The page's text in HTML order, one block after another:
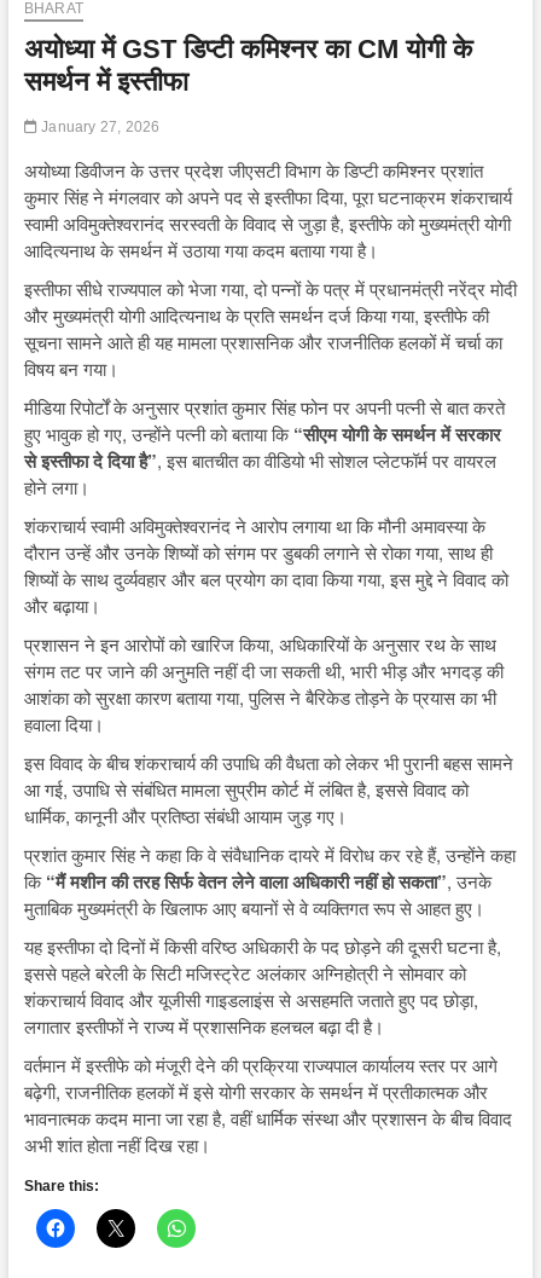
BHARAT
अयोध्या में GST डिप्टी कमिश्नर का CM योगी के
समर्थन में इस्तीफा
January 27, 2026
अयोध्या डिवीजन के उत्तर प्रदेश जीएसटी विभाग के डिप्टी कमिश्नर प्रशांत
कुमार सिंह ने मंगलवार को अपने पद से इस्तीफा दिया, पूरा घटनाक्रम शंकराचार्य
स्वामी अविमुक्तेश्वरानंद सरस्वती के विवाद से जुड़ा है, इस्तीफे को मुख्यमंत्री योगी
आदित्यनाथ के समर्थन में उठाया गया कदम बताया गया है।
इस्तीफा सीधे राज्यपाल को भेजा गया, दो पन्नों के पत्र में प्रधानमंत्री नरेंद्र मोदी
और मुख्यमंत्री योगी आदित्यनाथ के प्रति समर्थन दर्ज किया गया, इस्तीफे की
सूचना सामने आते ही यह मामला प्रशासनिक और राजनीतिक हलकों में चर्चा का
विषय बन गया।
मीडिया रिपोर्टों के अनुसार प्रशांत कुमार सिंह फोन पर अपनी पत्नी से बात करते
हुए भावुक हो गए, उन्होंने पत्नी को बताया कि“सीएम योगी के समर्थन में सरकार
से इस्तीफा दे दिया है”, इस बातचीत का वीडियो भी सोशल प्लेटफॉर्म पर वायरल
होने लगा।
शंकराचार्य स्वामी अविमुक्तेश्वरानंद ने आरोप लगाया था कि मौनी अमावस्या के
दौरान उन्हें और उनके शिष्यों को संगम पर डुबकी लगाने से रोका गया, साथ ही
शिष्यों के साथ दुर्व्यवहार और बल प्रयोग का दावा किया गया, इस मुद्दे ने विवाद को
और बढ़ाया।
प्रशासन ने इन आरोपों को खारिज किया, अधिकारियों के अनुसार रथ के साथ
संगम तट पर जाने की अनुमति नहीं दी जा सकती थी, भारी भीड़ और भगदड़ की
आशंका को सुरक्षा कारण बताया गया, पुलिस ने बैरिकेड तोड़ने के प्रयास का भी
हवाला दिया।
इस विवाद के बीच शंकराचार्य की उपाधि की वैधता को लेकर भी पुरानी बहस सामने
आ गई, उपाधि से संबंधित मामला सुप्रीम कोर्ट में लंबित है, इससे विवाद को
धार्मिक, कानूनी और प्रतिष्ठा संबंधी आयाम जुड़ गए।
प्रशांत कुमार सिंह ने कहा कि वे संवैधानिक दायरे में विरोध कर रहे हैं, उन्होंने कहा
कि“मैं मशीन की तरह सिर्फ वेतन लेने वाला अधिकारी नहीं हो सकता”, उनके
मुताबिक मुख्यमंत्री के खिलाफ आए बयानों से वे व्यक्तिगत रूप से आहत हुए।
यह इस्तीफा दो दिनों में किसी वरिष्ठ अधिकारी के पद छोड़ने की दूसरी घटना है,
इससे पहले बरेली के सिटी मजिस्ट्रेट अलंकार अग्निहोत्री ने सोमवार को
शंकराचार्य विवाद और यूजीसी गाइडलाइंस से असहमति जताते हुए पद छोड़ा,
लगातार इस्तीफों ने राज्य में प्रशासनिक हलचल बढ़ा दी है।
वर्तमान में इस्तीफे को मंजूरी देने की प्रक्रिया राज्यपाल कार्यालय स्तर पर आगे
बढ़ेगी, राजनीतिक हलकों में इसे योगी सरकार के समर्थन में प्रतीकात्मक और
भावनात्मक कदम माना जा रहा है, वहीं धार्मिक संस्था और प्रशासन के बीच विवाद
अभी शांत होता नहीं दिख रहा।
Share this: